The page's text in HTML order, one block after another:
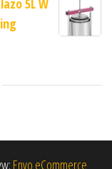
Envo eCommerce